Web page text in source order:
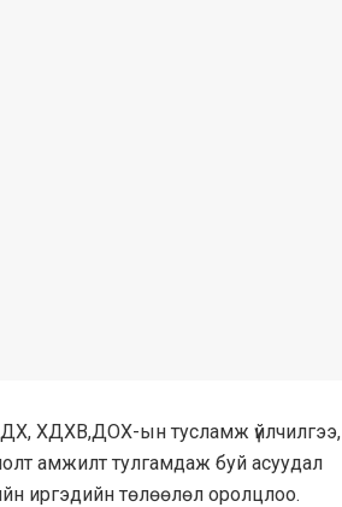
ХДХВ,ДОХ-ын тусламж үйлчилгээ,
амжилт тулгамдаж буй асуудал
иргэдийн төлөөлөл оролцлоо.